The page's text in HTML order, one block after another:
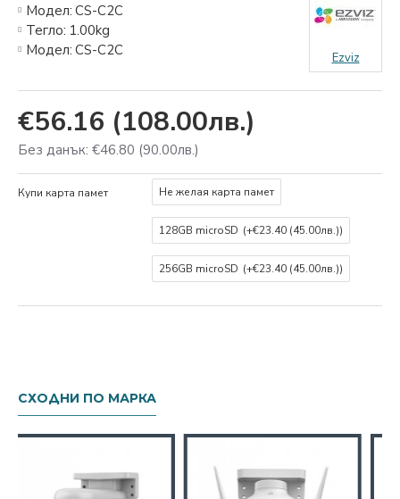
€56.16 (108.00лв.)
Без данък: €46.80 (90.00лв.)
Модел: CS-C2C
Тегло: 1.00kg
Модел: CS-C2C Ezviz
Купи карта памет Не желая карта памет
128GB microSD (+€23.40 (45.00лв.))
256GB microSD (+€23.40 (45.00лв.))
СХОДНИ ПО МАРКА